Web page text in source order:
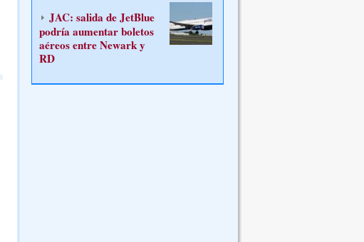
JAC: salida de JetBlue
podría aumentar boletos
aéreos entre Newark y
RD